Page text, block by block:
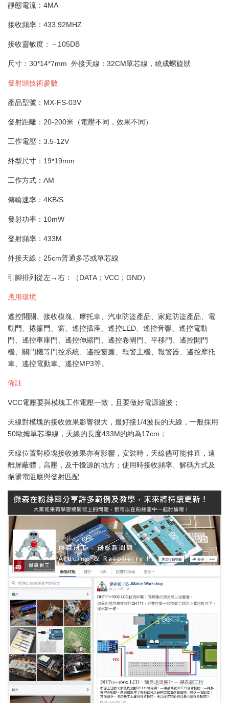
靜態電流：4MA
接收頻率：433.92MHZ
接收靈敏度：－105DB
尺寸：30*14*7mm 外接天線：32CM單芯線，繞成螺旋狀
發射頭技術參數
產品型號：MX-FS-03V
發射距離：20-200米（電壓不同，效果不同）
工作電壓：3.5-12V
外型尺寸：19*19mm
工作方式：AM
傳輸速率：4KB/S
發射功率：10mW
發射頻率：433M
外接天線：25cm普通多芯或單芯線
引腳排列從左→右：（DATA；VCC；GND）
應用環境
遙控開關、接收模塊、摩托車、汽車防盜產品、家庭防盜產品、電
動門、捲簾門、窗、遙控插座、遙控LED、遙控音響、遙控電動
門、遙控車庫門、遙控伸縮門、遙控卷閘門、平移門、遙控開門
機、關門機等門控系統、遙控窗簾、報警主機、報警器、遙控摩托
車、遙控電動車、遙控MP3等。
備註
VCC電壓要與模塊工作電壓一致，且要做好電源濾波；
天線對模塊的接收效果影響很大，最好接1/4波長的天線，一般採用
50歐姆單芯導線，天線的長度433M的約為17cm；
天線位置對模塊接收效果亦有影響，安裝時，天線儘可能伸直，遠
離屏蔽體，高壓，及干擾源的地方；使用時接收頻率、解碼方式及
振盪電阻應與發射匹配.